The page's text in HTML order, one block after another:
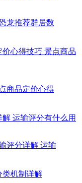
价心得技巧 景点商品
解 运输评分有什么用
类机制详解